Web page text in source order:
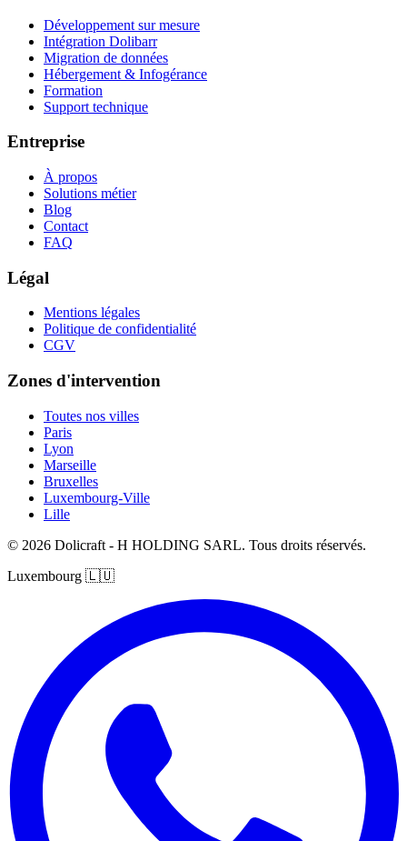
Développement sur mesure
Intégration Dolibarr
Migration de données
Hébergement & Infogérance
Formation
Support technique
Entreprise
À propos
Solutions métier
Blog
Contact
FAQ
Légal
Mentions légales
Politique de confidentialité
CGV
Zones d'intervention
Toutes nos villes
Paris
Lyon
Marseille
Bruxelles
Luxembourg-Ville
Lille
© 2026 Dolicraft - H HOLDING SARL. Tous droits réservés.
Luxembourg 🇱🇺